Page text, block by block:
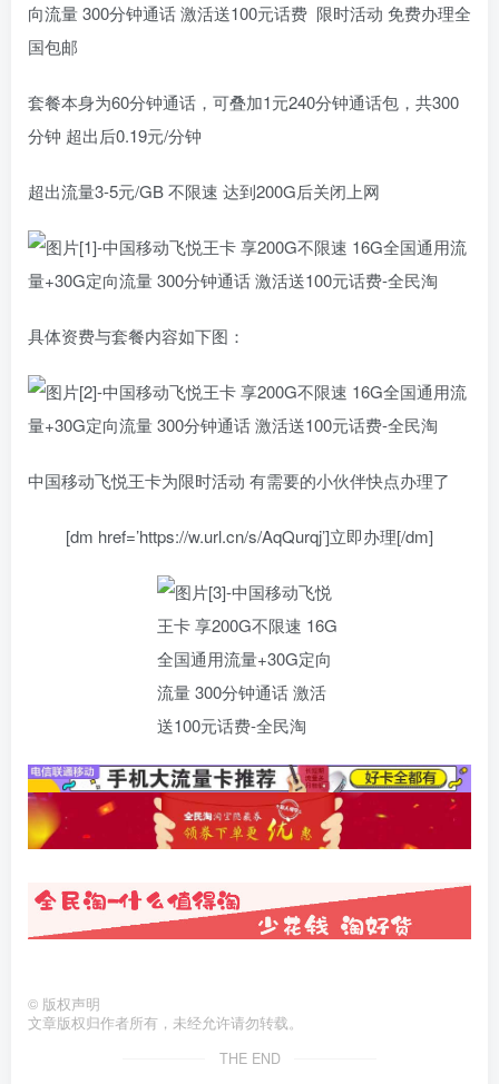
向流量 300分钟通话 激活送100元话费 限时活动 免费办理全
国包邮
套餐本身为60分钟通话，可叠加1元240分钟通话包，共300
分钟 超出后0.19元/分钟
超出流量3-5元/GB 不限速 达到200G后关闭上网
具体资费与套餐内容如下图：
中国移动飞悦王卡为限时活动 有需要的小伙伴快点办理了
[dm href=’https://w.url.cn/s/AqQurqj’]立即办理[/dm]
© 版权声明
文章版权归作者所有，未经允许请勿转载。
THE END